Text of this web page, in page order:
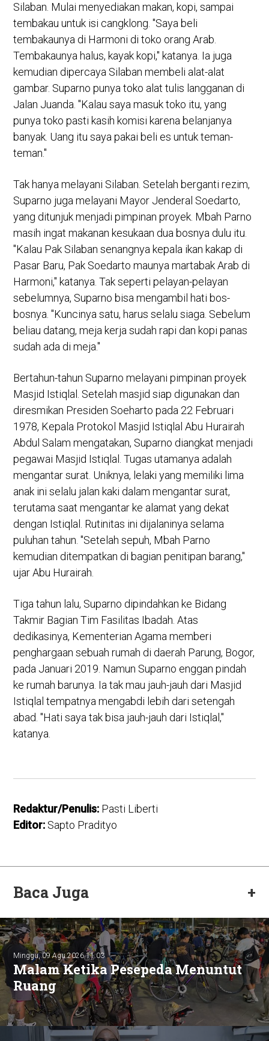
Silaban. Mulai menyediakan makan, kopi, sampai
tembakau untuk isi cangklong. "Saya beli
tembakaunya di Harmoni di toko orang Arab.
Tembakaunya halus, kayak kopi," katanya. Ia juga
kemudian dipercaya Silaban membeli alat-alat
gambar. Suparno punya toko alat tulis langganan di
Jalan Juanda. "Kalau saya masuk toko itu, yang
punya toko pasti kasih komisi karena belanjanya
banyak. Uang itu saya pakai beli es untuk teman-
teman."
Tak hanya melayani Silaban. Setelah berganti rezim,
Suparno juga melayani Mayor Jenderal Soedarto,
yang ditunjuk menjadi pimpinan proyek. Mbah Parno
masih ingat makanan kesukaan dua bosnya dulu itu.
"Kalau Pak Silaban senangnya kepala ikan kakap di
Pasar Baru, Pak Soedarto maunya martabak Arab di
Harmoni," katanya. Tak seperti pelayan-pelayan
sebelumnya, Suparno bisa mengambil hati bos-
bosnya. "Kuncinya satu, harus selalu siaga. Sebelum
beliau datang, meja kerja sudah rapi dan kopi panas
sudah ada di meja."
Bertahun-tahun Suparno melayani pimpinan proyek
Masjid Istiqlal. Setelah masjid siap digunakan dan
diresmikan Presiden Soeharto pada 22 Februari
1978, Kepala Protokol Masjid Istiqlal Abu Hurairah
Abdul Salam mengatakan, Suparno diangkat menjadi
pegawai Masjid Istiqlal. Tugas utamanya adalah
mengantar surat. Uniknya, lelaki yang memiliki lima
anak ini selalu jalan kaki dalam mengantar surat,
terutama saat mengantar ke alamat yang dekat
dengan Istiqlal. Rutinitas ini dijalaninya selama
puluhan tahun. "Setelah sepuh, Mbah Parno
kemudian ditempatkan di bagian penitipan barang,"
ujar Abu Hurairah.
Tiga tahun lalu, Suparno dipindahkan ke Bidang
Takmir Bagian Tim Fasilitas Ibadah. Atas
dedikasinya, Kementerian Agama memberi
penghargaan sebuah rumah di daerah Parung, Bogor,
pada Januari 2019. Namun Suparno enggan pindah
ke rumah barunya. Ia tak mau jauh-jauh dari Masjid
Istiqlal tempatnya mengabdi lebih dari setengah
abad. "Hati saya tak bisa jauh-jauh dari Istiqlal,"
katanya.
Redaktur/Penulis: Pasti Liberti
Editor: Sapto Pradityo
Baca Juga +
Minggu, 09 Agu 2026 11:03
Malam Ketika Pesepeda Menuntut
Ruang